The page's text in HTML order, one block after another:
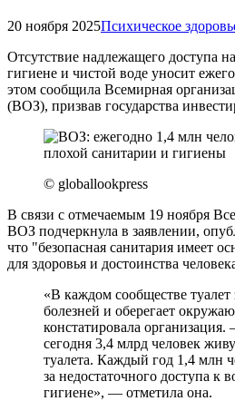
20 ноября 2025Психическое
Отсутствие надлежащего доступа
гигиене и чистой воде уносит
этом сообщила Всемирная
(ВОЗ), призвав государства
© globallookpress
В связи с отмечаемым 19 ноября
ВОЗ подчеркнула в заявлении,
что "безопасная санитария имеет
для здоровья и достоинства
«В каждом сообществе
болезней и оберегает
констатировала
сегодня 3,4 млрд человек
туалета. Каждый год 1,4 млн
за недостаточного доступа к
гигиене», — отметила она.